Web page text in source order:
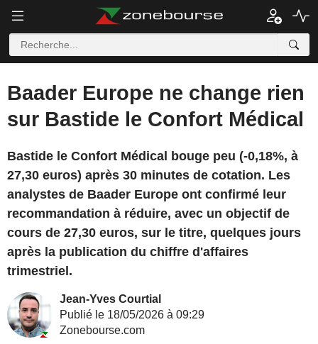
Baader Europe ne change rien
sur Bastide le Confort Médical
Bastide le Confort Médical bouge peu (-0,18%, à
27,30 euros) après 30 minutes de cotation. Les
analystes de Baader Europe ont confirmé leur
recommandation à réduire, avec un objectif de
cours de 27,30 euros, sur le titre, quelques jours
après la publication du chiffre d'affaires
trimestriel.
Jean-Yves Courtial
Publié le 18/05/2026 à 09:29
Zonebourse.com